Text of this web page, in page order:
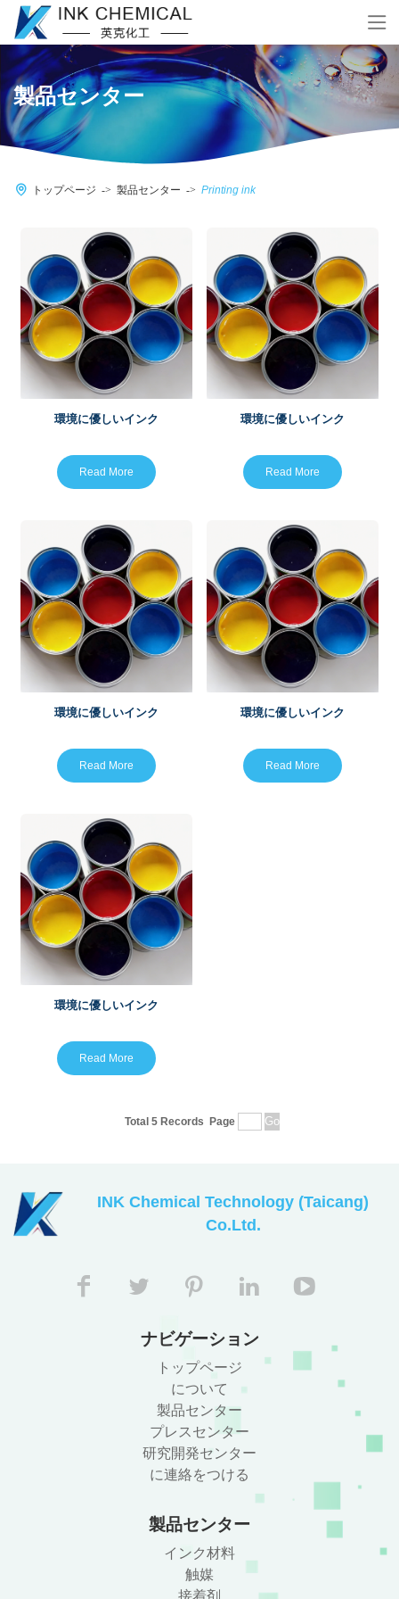
製品センター
トップページ 製品センター Printing ink
環境に優しいインク
Read More
環境に優しいインク
Read More
環境に優しいインク
Read More
環境に優しいインク
Read More
環境に優しいインク
Read More
Total 5 Records Page
INK Chemical Technology (Taicang)
Co.Ltd.
ナビゲーション
トップページ
について
製品センター
プレスセンター
研究開発センター
に連絡をつける
製品センター
インク材料
触媒